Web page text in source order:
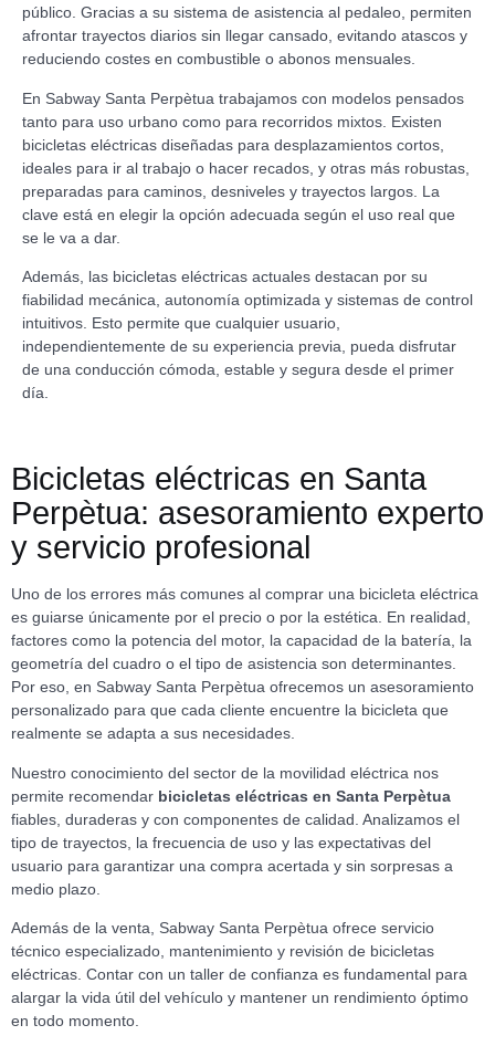
público. Gracias a su sistema de asistencia al pedaleo, permiten
afrontar trayectos diarios sin llegar cansado, evitando atascos y
reduciendo costes en combustible o abonos mensuales.
En Sabway Santa Perpètua trabajamos con modelos pensados
tanto para uso urbano como para recorridos mixtos. Existen
bicicletas eléctricas diseñadas para desplazamientos cortos,
ideales para ir al trabajo o hacer recados, y otras más robustas,
preparadas para caminos, desniveles y trayectos largos. La
clave está en elegir la opción adecuada según el uso real que
se le va a dar.
Además, las bicicletas eléctricas actuales destacan por su
fiabilidad mecánica, autonomía optimizada y sistemas de control
intuitivos. Esto permite que cualquier usuario,
independientemente de su experiencia previa, pueda disfrutar
de una conducción cómoda, estable y segura desde el primer
día.
Bicicletas eléctricas en Santa
Perpètua: asesoramiento experto
y servicio profesional
Uno de los errores más comunes al comprar una bicicleta eléctrica
es guiarse únicamente por el precio o por la estética. En realidad,
factores como la potencia del motor, la capacidad de la batería, la
geometría del cuadro o el tipo de asistencia son determinantes.
Por eso, en Sabway Santa Perpètua ofrecemos un asesoramiento
personalizado para que cada cliente encuentre la bicicleta que
realmente se adapta a sus necesidades.
Nuestro conocimiento del sector de la movilidad eléctrica nos
permite recomendar bicicletas eléctricas en Santa Perpètua
fiables, duraderas y con componentes de calidad. Analizamos el
tipo de trayectos, la frecuencia de uso y las expectativas del
usuario para garantizar una compra acertada y sin sorpresas a
medio plazo.
Además de la venta, Sabway Santa Perpètua ofrece servicio
técnico especializado, mantenimiento y revisión de bicicletas
eléctricas. Contar con un taller de confianza es fundamental para
alargar la vida útil del vehículo y mantener un rendimiento óptimo
en todo momento.